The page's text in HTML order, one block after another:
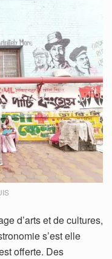
d’arts et de cultures,
s’est elle
offerte. Des